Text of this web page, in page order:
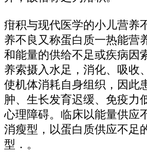
疳积与现代医学的小儿营养
养不良又称蛋白质一热能营
和能量的供给不足或疾病因
养索摄入水足，消化、吸收
使机体消耗自身组织，因此
肿、生长发育迟缓、免疫力
心理障碍。临床以能量供应
消瘦型，以蛋白质供应不足
型．。